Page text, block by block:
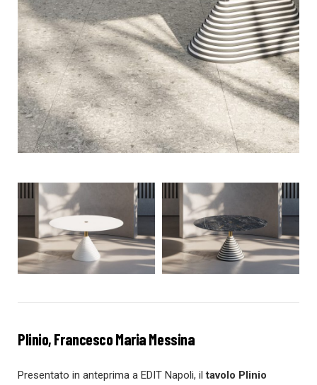
Plinio, Francesco Maria Messina
Presentato in anteprima a EDIT Napoli, iltavolo Plinio